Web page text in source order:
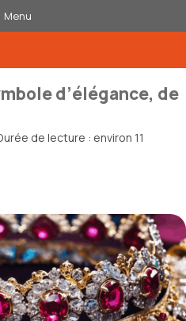
Menu
d’élégance, de
de lecture : environ 11